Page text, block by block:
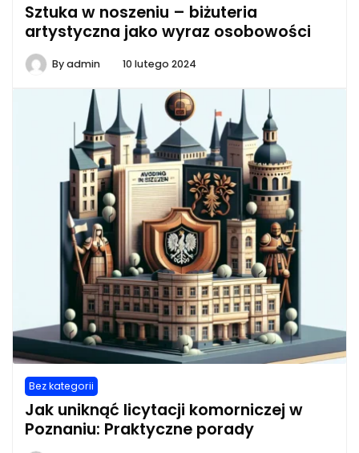
Sztuka w noszeniu – biżuteria
artystyczna jako wyraz osobowości
Byadmin 10 lutego 2024
Bez kategorii
Jak uniknąć licytacji komorniczej w
Poznaniu: Praktyczne porady